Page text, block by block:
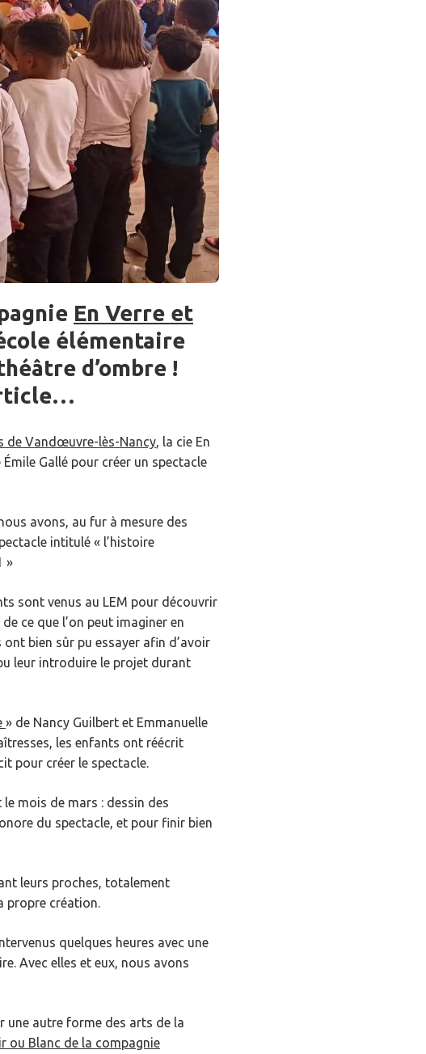
En Verre et
élémentaire
d’ombre !
de Vandœuvre-lès-Nancy, la cie En
Gallé pour créer un spectacle
avons, au fur à mesure des
intitulé « l’histoire
»
sont venus au LEM pour découvrir
ce que l’on peut imaginer en
bien sûr pu essayer afin d’avoir
leur introduire le projet durant
» de Nancy Guilbert et Emmanuelle
les enfants ont réécrit
pour créer le spectacle.
mois de mars : dessin des
du spectacle, et pour finir bien
leurs proches, totalement
propre création.
quelques heures avec une
Avec elles et eux, nous avons
une autre forme des arts de la
ou Blanc de la compagnie